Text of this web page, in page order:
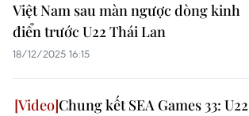
Việt Nam sau màn ngược dòng kinh
điển trước U22 Thái Lan
18/12/2025 16:15
Chung kết SEA Games 33: U22